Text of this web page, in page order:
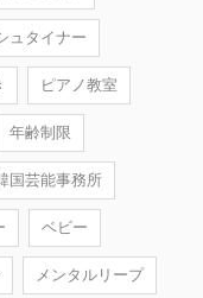
ュタイナー
ピアノ教室
年齢制限
国芸能事務所
ベビー
メンタルリープ